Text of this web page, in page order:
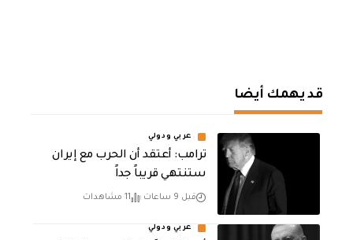
قد يهمك أيضا
عربي ودولي
‏ترامب: أعتقد أن الحرب مع إيران
ستنتهي قريباً جداً
قبل 9 ساعات 11 مشاهدات
عربي ودولي